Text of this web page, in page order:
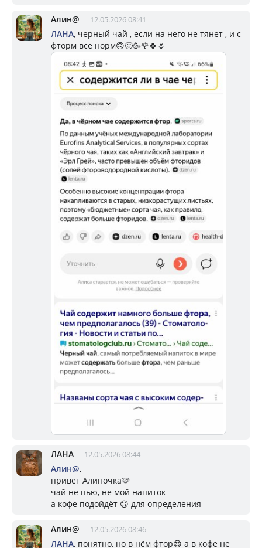
Алин@ 12.05.2026 08:41
ЛАНА, черный чай , если на него не тянет , и с
фторм всё норм🙃🙂🥳🌹🍀🌷
ЛАНА 12.05.2026 08:44
Алин@,
привет Алиночка🩷
чай не пью, не мой напиток
а кофе подойдёт 🙃 для определения
Алин@ 12.05.2026 08:46
ЛАНА, понятно, но в нём фтор😍 а в кофе не